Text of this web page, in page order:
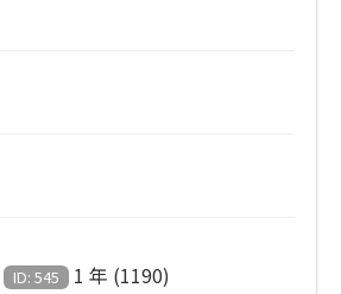
ID: 545
1 年 (1190)